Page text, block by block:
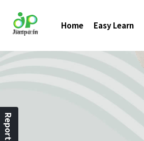
Home Easy Learn
Report